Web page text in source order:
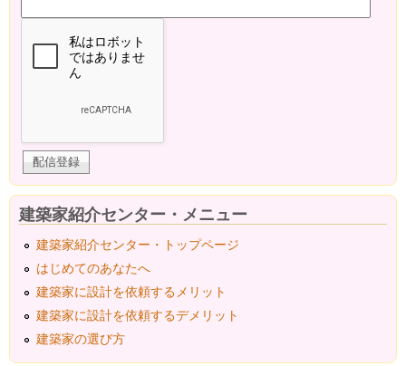
建築家紹介センター・メニュー
建築家紹介センター・トップページ
はじめてのあなたへ
建築家に設計を依頼するメリット
建築家に設計を依頼するデメリット
建築家の選び方